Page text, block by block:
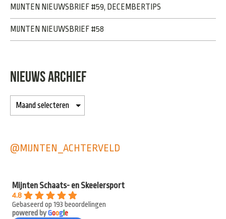
MIJNTEN NIEUWSBRIEF #59, DECEMBERTIPS
MIJNTEN NIEUWSBRIEF #58
NIEUWS ARCHIEF
@MIJNTEN_ACHTERVELD
Mijnten Schaats- en Skeelersport
4.8
Gebaseerd op 193 beoordelingen
powered byGooge